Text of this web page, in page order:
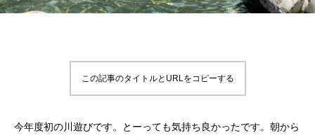
この記事のタイトルとURLをコピーする
今年度初の川遊びです。とーっても気持ち良かったです。朝から